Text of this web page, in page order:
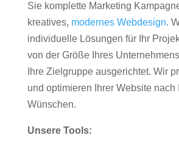
Sie komplette Marketing
kreatives, modernes Webdesign.
individuelle Lösungen für Ihr
von der Größe Ihres
Ihre Zielgruppe ausgerichtet. Wir
und optimieren Ihrer Website nach
Wünschen.
Unsere Tools: